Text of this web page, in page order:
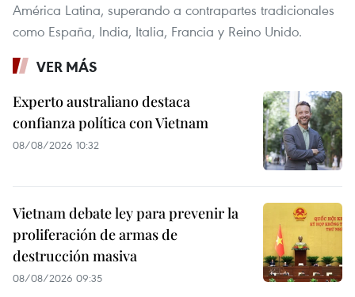
América Latina, superando a contrapartes tradicionales
como España, India, Italia, Francia y Reino Unido.
VER MÁS
Experto australiano destaca
confianza política con Vietnam
08/08/2026 10:32
Vietnam debate ley para prevenir la
proliferación de armas de
destrucción masiva
08/08/2026 09:35